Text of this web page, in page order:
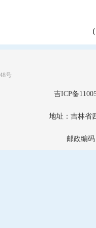
号
吉ICP备
地址：吉林省
邮政编码